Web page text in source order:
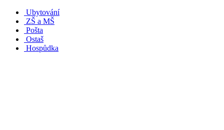
Ubytování
ZŠ a MŠ
Pošta
Ostaš
Hospůdka